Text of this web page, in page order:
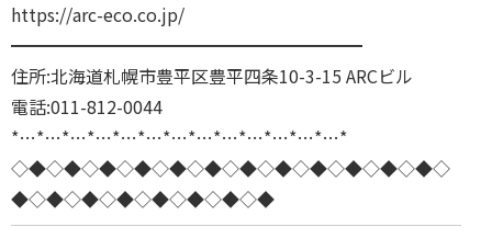
https://arc-eco.co.jp/
━━━━━━━━━━━━━━━━━━━━
住所:北海道札幌市豊平区豊平四条10-3-15 ARCビル
電話:011-812-0044
*…*…*…*…*…*…*…*…*…*…*…*…*…*
◇◆◇◆◇◆◇◆◇◆◇◆◇◆◇◆◇◆◇◆◇◆◇◆◇
◆◇◆◇◆◇◆◇◆◇◆◇◆◇◆